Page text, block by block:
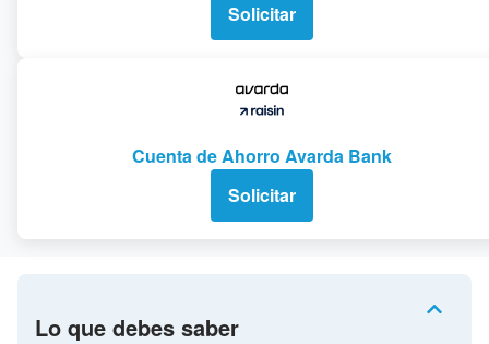
Solicitar
Cuenta de Ahorro Avarda Bank
Solicitar
Lo que debes saber